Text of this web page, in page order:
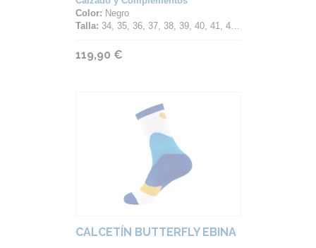
Color: Negro
Talla: 34, 35, 36, 37, 38, 39, 40, 41, 42, 43, 44, 45, 46, 47
119,90 €
CALCETÍN BUTTERFLY EBINA